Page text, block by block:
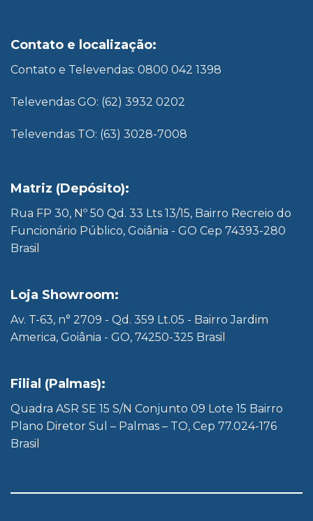
Contato e localização:
Contato e Televendas: 0800 042 1398
Televendas GO: (62) 3932 0202
Televendas TO: (63) 3028-7008
Matriz (Depósito):
Rua FP 30, Nº 50 Qd. 33 Lts 13/15, Bairro Recreio do
Funcionário Público, Goiânia - GO Cep 74393-280
Brasil
Loja Showroom:
Av. T-63, n° 2709 - Qd. 359 Lt.05 - Bairro Jardim
America, Goiânia - GO, 74250-325 Brasil
Filial (Palmas):
Quadra ASR SE 15 S/N Conjunto 09 Lote 15 Bairro
Plano Diretor Sul – Palmas – TO, Cep 77.024-176
Brasil